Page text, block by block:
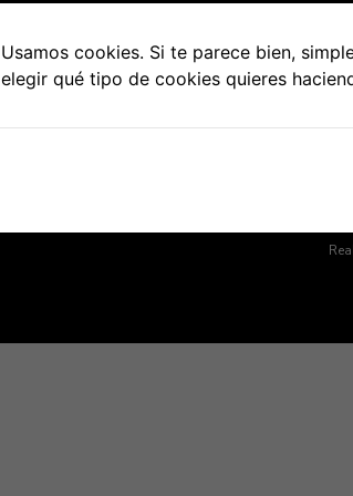
© 2021 FITUP
Usamos cookies. Si te parece bien,
elegir qué tipo de cookies quieres